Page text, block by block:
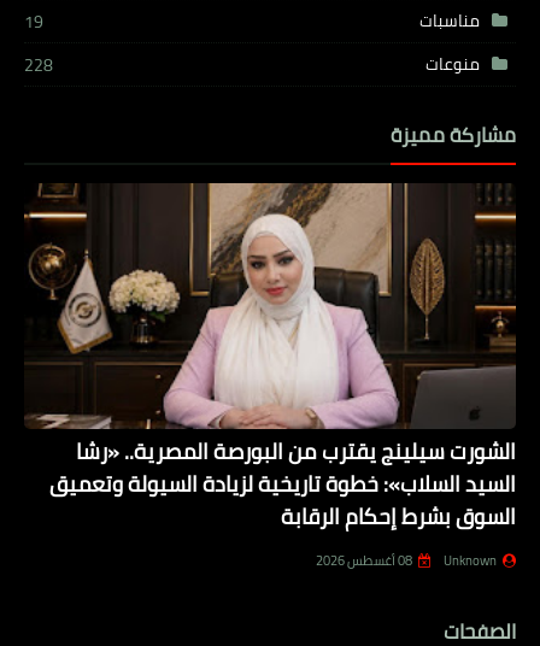
مناسبات
19
منوعات
228
مشاركة مميزة
الشورت سيلينج يقترب من البورصة المصرية.. «رشا
السيد السلاب»: خطوة تاريخية لزيادة السيولة وتعميق
السوق بشرط إحكام الرقابة
Unknown 08 أغسطس 2026
الصفحات